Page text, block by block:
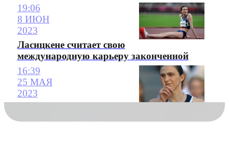
19:06
8 ИЮН
2023
Ласицкене считает свою
международную карьеру законченной
16:39
25 МАЯ
2023